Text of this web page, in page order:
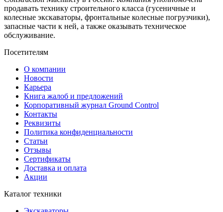
продавать технику строительного класса (гусеничные и
колесные экскаваторы, фронтальные колесные погрузчики),
запасные части к ней, а также оказывать техническое
обслуживание.
Посетителям
О компании
Новости
Карьера
Книга жалоб и предложений
Корпоративный журнал Ground Control
Контакты
Реквизиты
Политика конфиденциальности
Статьи
Отзывы
Сертификаты
Доставка и оплата
Акции
Каталог техники